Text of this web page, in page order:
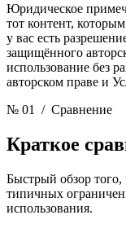
Юридическое
тот контент,
у вас есть
защищённого
использование без
авторском праве и
№ 01
/ Сравнение
Краткое
Быстрый обзор того,
типичных
использования.